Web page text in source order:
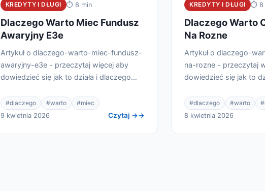
KREDYTY I DŁUGI ⏱ 8 min
Dlaczego Warto Miec Fundusz
Awaryjny E3e
Artykuł o dlaczego-warto-miec-fundusz-
awaryjny-e3e - przeczytaj więcej aby
dowiedzieć się jak to działa i dlaczego
#dlaczego #warto
#miec
9 kwietnia 2026
Czytaj →
KREDYTY I DŁUGI ⏱ 8
Dlaczego Warto
Na Rozne
Artykuł o dlaczego-
na-rozne - przeczytaj
dowiedzieć się jak to
#dlaczego #warto
8 kwietnia 2026